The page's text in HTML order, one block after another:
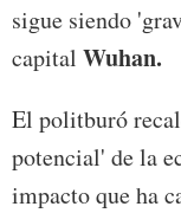
sigue siendo
capital Wuhan.
El politburó
potencial' de la
impacto que ha